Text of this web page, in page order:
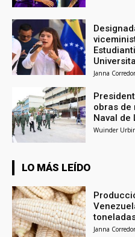
Janna
obras de
Naval de
Wuinder
LO MÁS LEÍDO
Janna